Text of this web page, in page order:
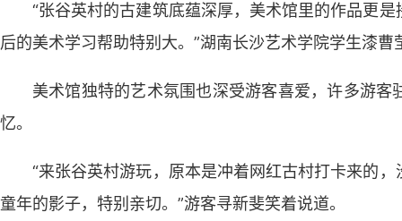
“张谷英村的古建筑底蕴深厚，美术馆里的作品更
后的美术学习帮助特别大。”湖南长沙艺术学院学生漆
美术馆独特的艺术氛围也深受游客喜爱，许多游
忆。
“来张谷英村游玩，原本是冲着网红古村打卡来的
童年的影子，特别亲切。”游客寻新斐笑着说道。